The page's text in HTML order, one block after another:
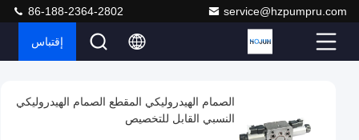
service@hzpumpru.com
86-188-2364-2802
إقتباس
Video
الهيدروليكي
الصمام الهيدروليكي المقطع الصمام الهيدروليكي
النسبي القابل للتخصيص